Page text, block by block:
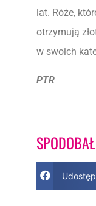
lat. Róże,
otrzymują
w swoich
PTR